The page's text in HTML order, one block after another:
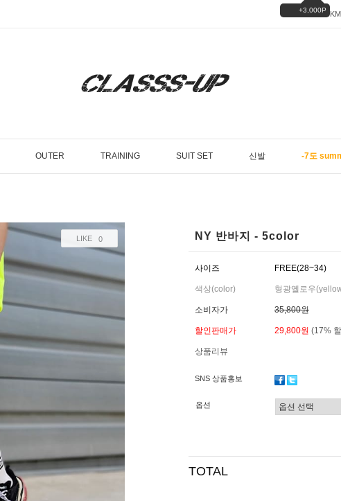
+3,000P
OUTER TRAINING SUIT SET 신발 -7도
LIKE 0 NY 반바지 - 5color
사이즈 FREE(28~34)
색상(color) 형광옐로우
소비자가 35,800원
할인판매가 29,800원 (17%
상품리뷰
SNS 상품홍보
옵션
TOTAL